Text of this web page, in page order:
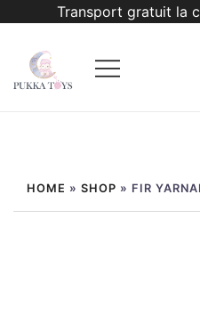
conținut
Transport gratuit la
HOME » SHOP » FIR